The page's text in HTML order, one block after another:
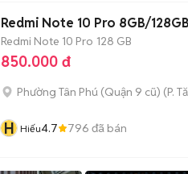
Redmi Note 10 Pro 8GB/
Redmi Note 10 Pro 128 GB
850.000 đ
Phường Tân Phú (Quận 9 cũ) (P.
H Hiếu4.7 796 đã bán